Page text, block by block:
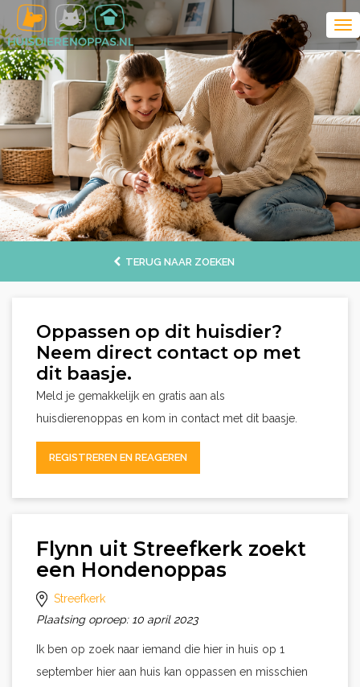
TERUG NAAR ZOEKEN
Oppassen op dit huisdier?
Neem direct contact op met
dit baasje.
Meld je gemakkelijk en gratis aan als
huisdierenoppas en kom in contact met dit baasje.
REGISTREREN EN REAGEREN
Flynn uit Streefkerk zoekt
een Hondenoppas
Streefkerk
Plaatsing oproep: 10 april 2023
Ik ben op zoek naar iemand die hier in huis op 1
september hier aan huis kan oppassen en misschien